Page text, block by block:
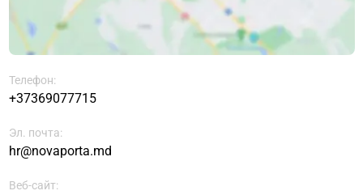
Телефон:
+37369077715
Эл. почта:
hr@novaporta.md
Веб-сайт: